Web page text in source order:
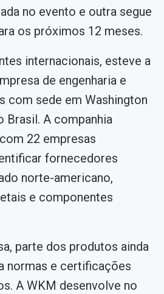
no evento e outra segue
os próximos 12 meses.
internacionais, esteve a
de engenharia e
com sede em Washington
Brasil. A companhia
22 empresas
fornecedores
norte-americano,
e componentes
parte dos produtos ainda
normas e certificações
A WKM desenvolve no